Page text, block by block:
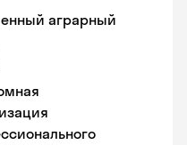
аграрный